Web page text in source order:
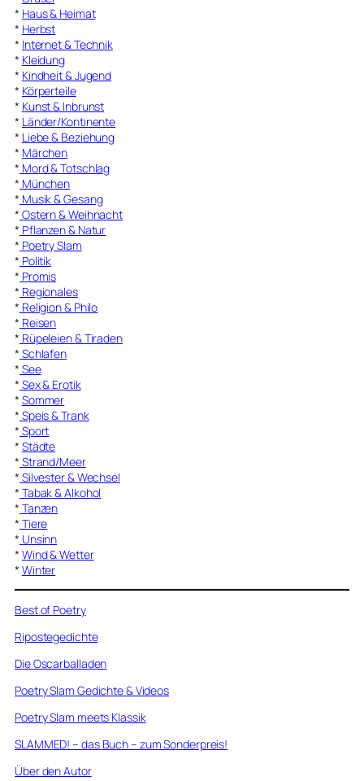
* Haus & Heimat
* Herbst
* Internet & Technik
* Kleidung
* Kindheit & Jugend
* Körperteile
* Kunst & Inbrunst
* Länder/Kontinente
* Liebe & Beziehung
* Märchen
* Mord & Totschlag
* München
* Musik & Gesang
* Ostern & Weihnacht
* Pflanzen & Natur
* Poetry Slam
* Politik
* Promis
* Regionales
* Religion & Philo
* Reisen
* Rüpeleien & Tiraden
* Schlafen
* See
* Sex & Erotik
* Sommer
* Speis & Trank
* Sport
* Städte
* Strand/Meer
* Silvester & Wechsel
* Tabak & Alkohol
* Tanzen
* Tiere
* Unsinn
* Wind & Wetter
* Winter
Best of Poetry
Ripostegedichte
Die Oscarballaden
Poetry Slam Gedichte & Videos
Poetry Slam meets Klassik
SLAMMED! – das Buch – zum Sonderpreis!
Über den Autor